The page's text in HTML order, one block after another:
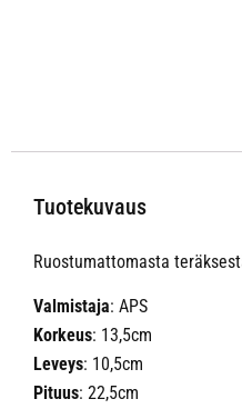
Tuotekuvaus
Ruostumattomasta
Valmistaja: APS
Korkeus: 13,5cm
Leveys: 10,5cm
Pituus: 22,5cm